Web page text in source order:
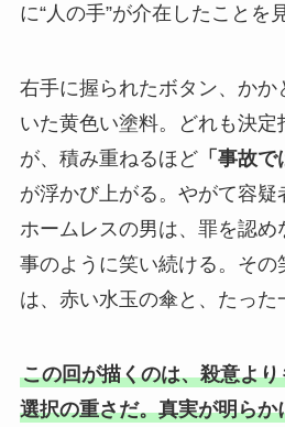
に“人の手”が介在したことを
右手に握られたボタン、かか
いた黄色い塗料。どれも決定
が、積み重ねるほど「事故で
が浮かび上がる。やがて容疑
ホームレスの男は、罪を認め
事のように笑い続ける。その
は、赤い水玉の傘と、たった
この回が描くのは、殺意よ
選択の重さだ。真実が明らか